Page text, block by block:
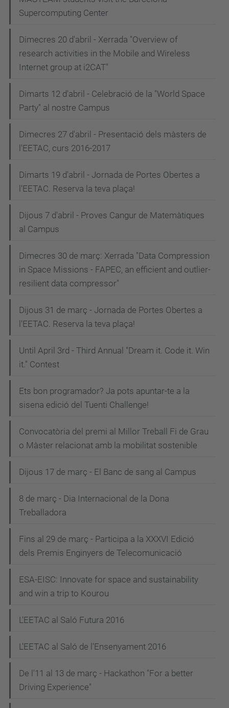
Supercomputing Center
Dimecres 20 d'abril - Xerrada "Overview of
research activities in the Mobile and Wireless
Internet group at i2CAT"
Dimarts 12 d'abril - Celebració de la "World Space
Party" al nostre Campus
Dimecres 27 d'abril - Presentació dels màsters de
l'EETAC, curs 2016-2017
Dimarts 19 d'abril - Jornada de Portes Obertes a
l'EETAC. Reserva la teva plaça!
Dijous 7 d'abril - Proves Cangur de Matemàtiques
al Campus
Dimecres 30 de març: Xerrada "Data Compression
in Space Missions - FAPEC, an efficient and outlier-
resilient data compressor"
Dijous 31 de març - Jornada de Portes Obertes a
l'EETAC. Reserva la teva plaça!
Until April 3rd - Third Annual "Dream it. Code it. Win
it." Contest
Ets bon programador? Ja pots apuntar-te a la
sisena edició del Tuenti Challenge!
Convocatòria del premi al Millor Treball Fi de Grau
o Màster relacionat amb la mobilitat sostenible
Dijous 17 de març - El Banc de sang al Campus
8 de març - Dia Internacional de la Dona
Treballadora
Fins al 29 de març - Participa a la XXXVI Edició
dels Premis Enginyers de Telecomunicació
ESA-EISC: Innovate for space and sustainability
and win a trip to Kourou
L'EETAC al Saló Futura 2016
L'EETAC al Saló de l'Ensenyament 2016
De l'11 al 13 de març - Hackathon "For a better
Driving Experience"